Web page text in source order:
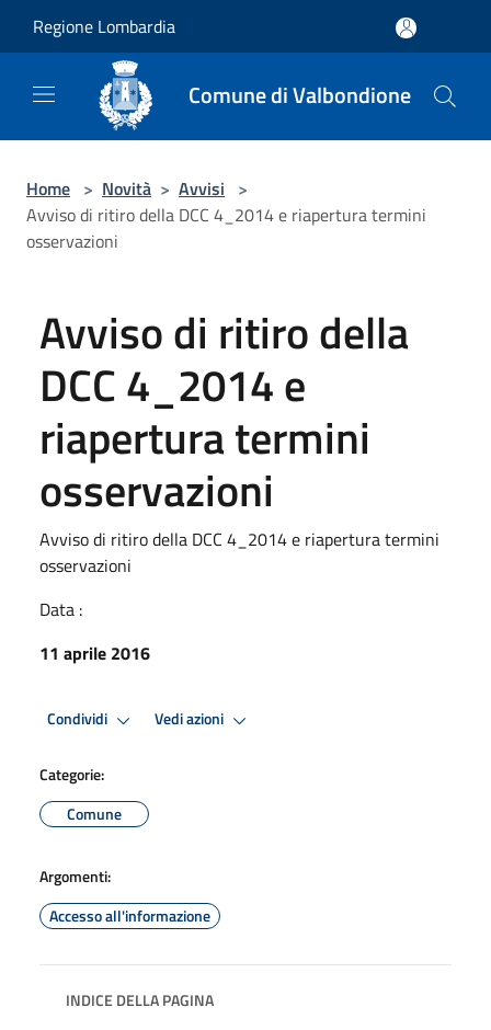
Regione Lombardia
Comune di Valbondione
Home > Novità > Avvisi >
Avviso di ritiro della DCC 4_2014 e riapertura termini
osservazioni
Avviso di ritiro della
DCC 4_2014 e
riapertura termini
osservazioni
Avviso di ritiro della DCC 4_2014 e riapertura termini
osservazioni
Data :
11 aprile 2016
Condividi Vedi azioni
Categorie:
Comune
Argomenti:
Accesso all'informazione
INDICE DELLA PAGINA